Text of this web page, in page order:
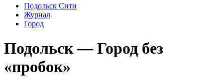
Подольск Сити
Журнал
Город
Подольск — Город без
«пробок»